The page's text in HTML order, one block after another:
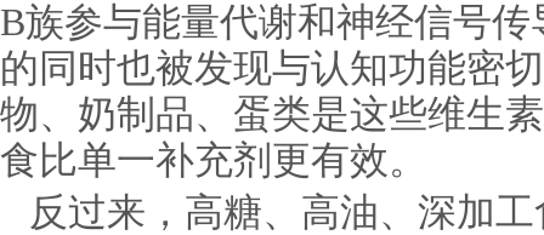
B族参与能量代谢和神经信号
的同时也被发现与认知功能密
物、奶制品、蛋类是这些维生
食比单一补充剂更有效。
反过来，高糖、高油、深加